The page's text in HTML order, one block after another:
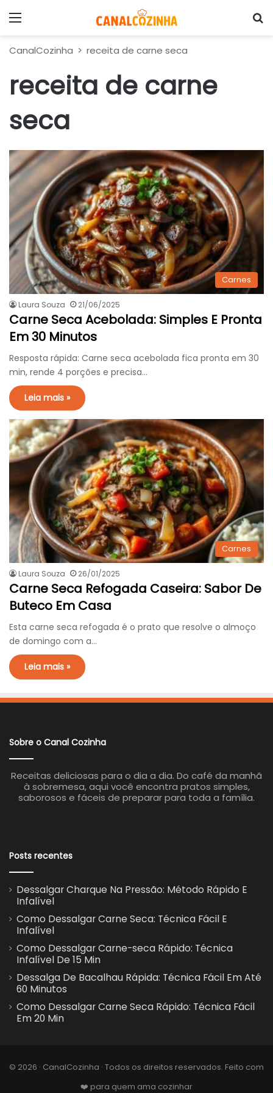
CanalCozinha > receita de carne seca
receita de carne
seca
Carnes
Laura Souza 21/06/2025
Carne Seca Acebolada: Simples E Pronta
Em 30 Minutos
Resposta rápida: Carne seca acebolada fica pronta em 30
min, rende 4 porções e precisa…
Leia mais »
Carnes
Laura Souza 26/01/2025
Carne Seca Refogada Caseira: Sabor De
Buteco Em Casa
Esta carne seca refogada é o prato que resolve o almoço
de domingo com a…
Leia mais »
Sobre o Canal Cozinha
Receitas deliciosas para o dia a dia. Do café da manhã
à sobremesa, aqui você encontra pratos simples,
saborosos e fáceis de preparar para toda a família.
Posts recentes
Dessalgar Charque Na Pressão: Método Rápido E
Infalível
Como Dessalgar Carne Seca: Técnica Fácil E
Infalível
Como Dessalgar Carne-seca Rápido: Técnica
Infalível De 15 Min
Dessalga De Bacalhau Rápida: Técnica Fácil Em Até
60 Minutos
Como Dessalgar Carne Seca Rápido: Técnica Fácil
Em 20 Min
© 2026 · CanalCozinha · Todos os direitos reservados. Feito com
❤️ para quem ama cozinhar